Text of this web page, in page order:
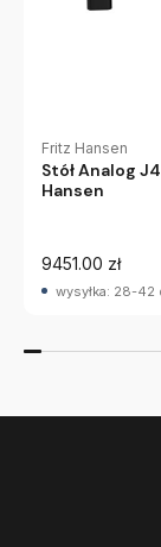
Fritz Hansen
Stół Analog
Hansen
9451.00 zł
wysyłka: 28-42